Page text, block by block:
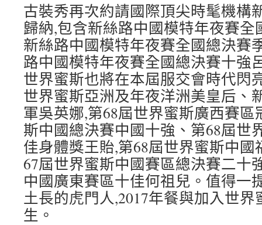
古裝秀再次約請國際頂尖時髦機構
歸納,包含新絲路中國模特年夜賽
新絲路中國模特年夜賽全國總決賽
路中國模特年夜賽全國總決賽十強
世界蜜斯也將在本屆服交會時代閃
世界蜜斯亞洲及年夜洋洲美皇后、
軍吳英娜,第68屆世界蜜斯廣西賽區
斯中國總決賽中國十強、第68屆世
佳身體獎王貽,第68屆世界蜜斯中
67屆世界蜜斯中國賽區總決賽二十
中國廣東賽區十佳何祖兒。值得一
土長的虎門人,2017年餐與加入世
生。